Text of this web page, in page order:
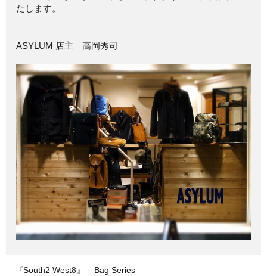
たします。
ASYLUM 店主 高岡秀司
『South2 West8』 – Bag Series –